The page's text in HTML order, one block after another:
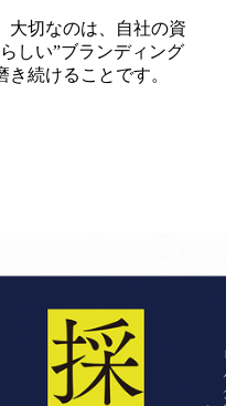
大切なのは、自社の資
しい”ブランディング
続けることです。